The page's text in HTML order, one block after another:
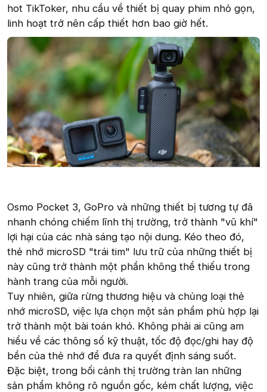
hot TikToker, nhu cầu về thiết bị quay phim nhỏ gọn,
linh hoạt trở nên cấp thiết hơn bao giờ hết.
Osmo Pocket 3, GoPro và những thiết bị tương tự đã
nhanh chóng chiếm lĩnh thị trường, trở thành "vũ khí"
lợi hại của các nhà sáng tạo nội dung. Kéo theo đó,
thẻ nhớ microSD "trái tim" lưu trữ của những thiết bị
này cũng trở thành một phần không thể thiếu trong
hành trang của mỗi người.
Tuy nhiên, giữa rừng thương hiệu và chủng loại thẻ
nhớ microSD, việc lựa chọn một sản phẩm phù hợp lại
trở thành một bài toán khó. Không phải ai cũng am
hiểu về các thông số kỹ thuật, tốc độ đọc/ghi hay độ
bền của thẻ nhớ để đưa ra quyết định sáng suốt.
Đặc biệt, trong bối cảnh thị trường tràn lan những
sản phẩm không rõ nguồn gốc, kém chất lượng, việc